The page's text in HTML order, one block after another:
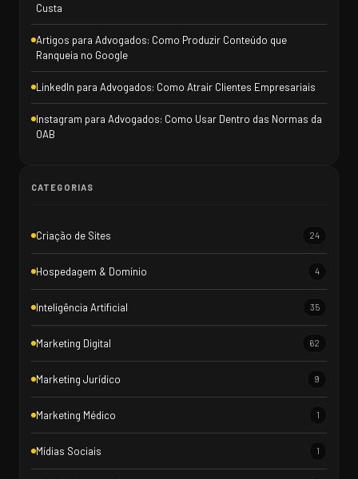
Custa
Artigos para Advogados: Como Produzir Conteúdo que
Ranqueia no Google
LinkedIn para Advogados: Como Atrair Clientes Empresariais
Instagram para Advogados: Como Usar Dentro das Normas da
OAB
CATEGORIAS
Criação de Sites 24
Hospedagem & Domínio 4
Inteligência Artificial 35
Marketing Digital 62
Marketing Jurídico 9
Marketing Médico 1
Mídias Sociais 1